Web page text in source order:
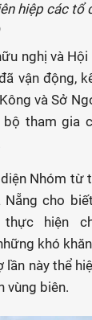
hiệp các
nghị và
vận động,
và Sở
tham gia
Nhóm từ
cho
hiện
khó
lần này thể
vùng biên.